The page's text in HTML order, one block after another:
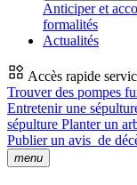
Anticiper et
formalités
Actualités
Accès rapide
Trouver des pompes
Entretenir une
sépulture Planter un
Publier un avis de
menu